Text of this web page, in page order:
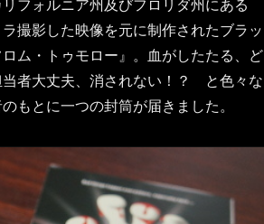
フォルニア州及びフロリダ州にある
撮影した映像を元に制作されたブラッ
ム・トゥモロー』。血がしたたる、ど
者大丈夫、消されない！？ と色々な
もとに一つの封筒が届きました。